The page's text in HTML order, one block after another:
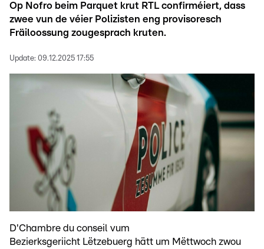
Op Nofro beim Parquet krut RTL confirméiert, dass
zwee vun de véier Polizisten eng provisoresch
Fräiloossung zougesprach kruten.
Update: 09.12.2025 17:55
D'Chambre du conseil vum
Bezierksgeriicht Lëtzebuerg hätt um Mëttwoch zwou